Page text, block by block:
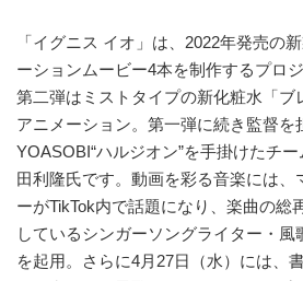
「イグニス イオ」は、2022年発売の
ーションムービー4本を制作するプロ
第二弾はミストタイプの新化粧水「ブ
アニメーション。第一弾に続き監督を
YOASOBI“ハルジオン”を手掛けたチ
田利隆氏です。動画を彩る音楽には、
ーがTikTok内で話題になり、楽曲の総
しているシンガーソングライター・風
を起用。さらに4月27日（水）には、